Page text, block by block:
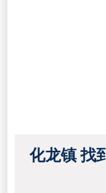
化龙镇 找